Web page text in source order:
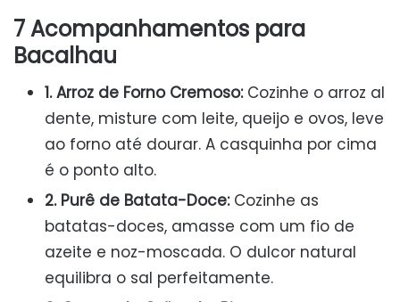
7 Acompanhamentos para
Bacalhau
1. Arroz de Forno Cremoso:Cozinhe o arroz al
dente, misture com leite, queijo e ovos, leve
ao forno até dourar. A casquinha por cima
é o ponto alto.
2. Purê de Batata-Doce:Cozinhe as
batatas-doces, amasse com um fio de
azeite e noz-moscada. O dulcor natural
equilibra o sal perfeitamente.